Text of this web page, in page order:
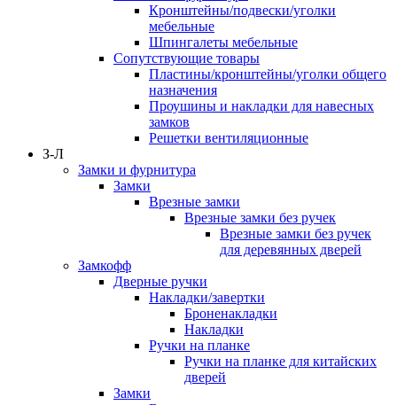
Кронштейны/подвески/уголки
мебельные
Шпингалеты мебельные
Сопутствующие товары
Пластины/кронштейны/уголки общего
назначения
Проушины и накладки для навесных
замков
Решетки вентиляционные
З-Л
Замки и фурнитура
Замки
Врезные замки
Врезные замки без ручек
Врезные замки без ручек
для деревянных дверей
Замкофф
Дверные ручки
Накладки/завертки
Броненакладки
Накладки
Ручки на планке
Ручки на планке для китайских
дверей
Замки